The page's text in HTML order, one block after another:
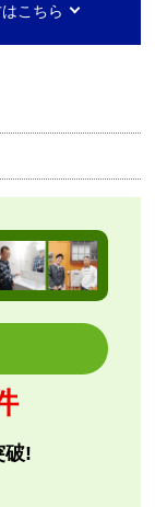
こちら
破!